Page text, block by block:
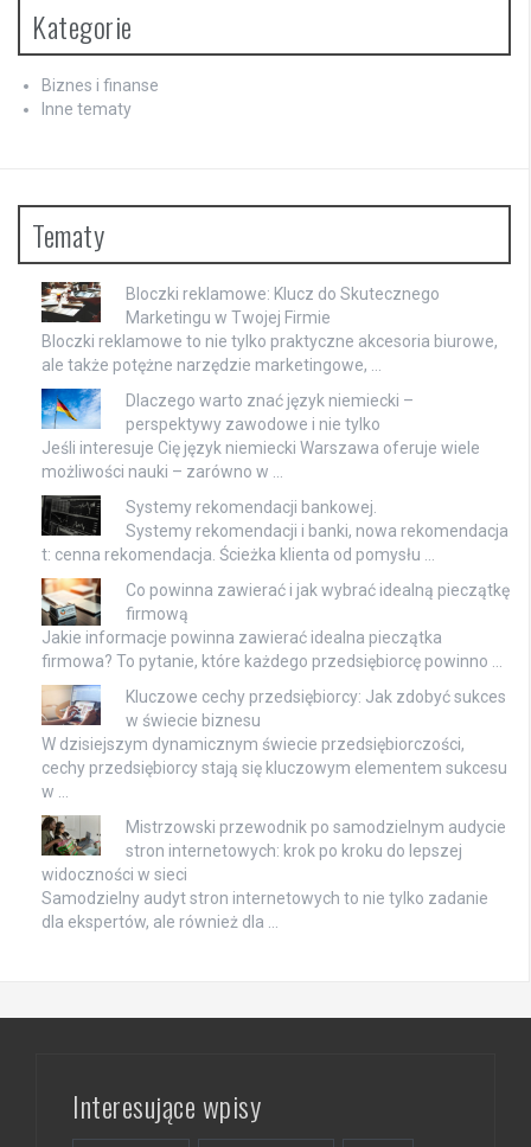
Kategorie
Biznes i finanse
Inne tematy
Tematy
Bloczki reklamowe: Klucz do Skutecznego
Marketingu w Twojej Firmie
Bloczki reklamowe to nie tylko praktyczne akcesoria biurowe,
ale także potężne narzędzie marketingowe, …
Dlaczego warto znać język niemiecki –
perspektywy zawodowe i nie tylko
Jeśli interesuje Cię język niemiecki Warszawa oferuje wiele
możliwości nauki – zarówno w …
Systemy rekomendacji bankowej.
Systemy rekomendacji i banki, nowa rekomendacja
t: cenna rekomendacja. Ścieżka klienta od pomysłu …
Co powinna zawierać i jak wybrać idealną pieczątkę
firmową
Jakie informacje powinna zawierać idealna pieczątka
firmowa? To pytanie, które każdego przedsiębiorcę powinno …
Kluczowe cechy przedsiębiorcy: Jak zdobyć sukces
w świecie biznesu
W dzisiejszym dynamicznym świecie przedsiębiorczości,
cechy przedsiębiorcy stają się kluczowym elementem sukcesu
w …
Mistrzowski przewodnik po samodzielnym audycie
stron internetowych: krok po kroku do lepszej
widoczności w sieci
Samodzielny audyt stron internetowych to nie tylko zadanie
dla ekspertów, ale również dla …
Interesujące wpisy